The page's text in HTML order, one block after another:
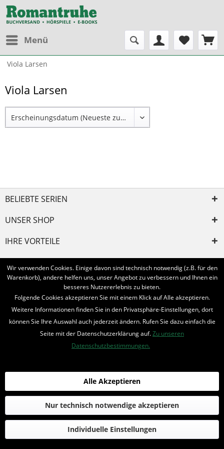
Menü
Viola Larsen
Viola Larsen
BELIEBTE SERIEN
UNSER SHOP
IHRE VORTEILE
INFORMIERT BLEIBEN
Bestellung widerrufen
* Alle Preise inkl. MwSt. und zzgl. Bearbeitungspauschale
© 2016-2022 Romantruhe - Buchversand, Joachim Otto
die profilschmiede - Internetagentur
Wir verwenden Cookies. Einige davon sind technisch notwendig (z.B. für den
Warenkorb), andere helfen uns, unser Angebot zu verbessern und Ihnen ein
besseres Nutzererlebnis zu bieten.
Folgende Cookies akzeptieren Sie mit einem Klick auf Alle akzeptieren.
Weitere Informationen finden Sie in den Privatsphäre-Einstellungen, dort
können Sie Ihre Auswahl auch jederzeit ändern. Rufen Sie dazu einfach die
Seite mit der Datenschutzerklärung auf.Zu unseren
Datenschutzbestimmungen.
Individuelle Einstellungen
Nur technisch notwendige akzeptieren
Alle Akzeptieren